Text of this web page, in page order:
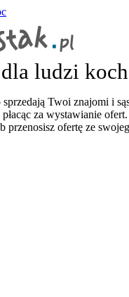
ludzi
sprzedają Twoi znajomi i
za wystawianie ofert.
przenosisz ofertę ze